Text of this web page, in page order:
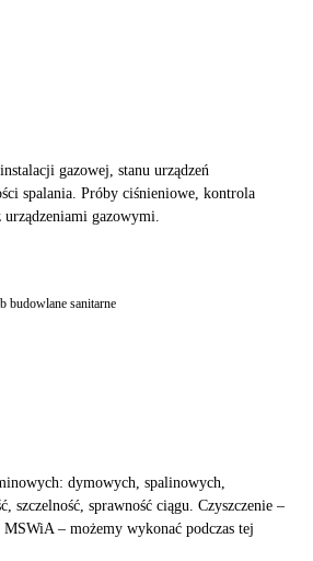
gazowej, stanu urządzeń
spalania. Próby ciśnieniowe, kontrola
gazowymi.
budowlane sanitarne
dymowych, spalinowych,
szczelność, sprawność ciągu. Czyszczenie –
– możemy wykonać podczas tej